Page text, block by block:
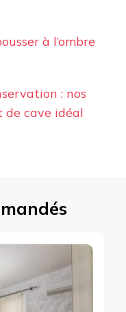
à l’ombre
: nos
de cave idéal